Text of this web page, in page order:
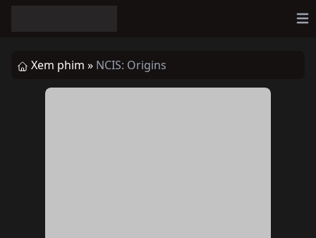
Xem phim » NCIS: Origins